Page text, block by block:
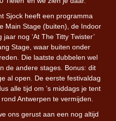
Sjock heeft een programma
Main Stage (buiten), de Indoor
nog ‘At The Titty Twister’
Stage, waar buiten onder
Die laatste dubbelen wel
de andere stages. Bonus: dit
al open. De eerste festivaldag
alle tijd om ’s middags je tent
Antwerpen te vermijden.
ons gerust aan een nog altijd